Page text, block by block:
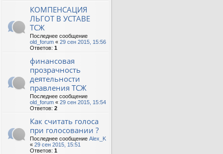
КОМПЕНСАЦИЯ
ЛЬГОТ В УСТАВЕ
ТСЖ
Последнее сообщение
old_forum « 29 сен 2015, 15:56
Ответов: 1
финансовая
прозрачность
деятельности
правления ТСЖ
Последнее сообщение
old_forum « 29 сен 2015, 15:54
Ответов: 2
Как считать голоса
при голосовании ?
Последнее сообщение Alex_K
« 29 сен 2015, 15:51
Ответов: 1